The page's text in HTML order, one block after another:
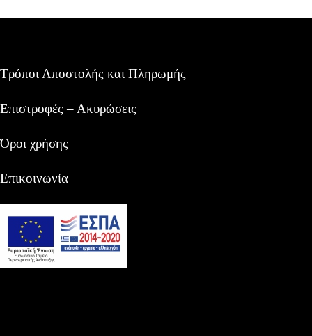
Τρόποι Αποστολής και Πληρωμής
Επιστροφές – Ακυρώσεις
Όροι χρήσης
Επικοινωνία